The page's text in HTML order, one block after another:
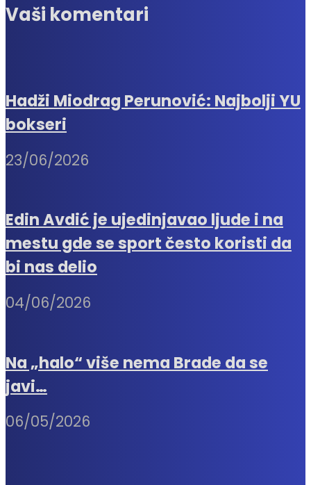
Vaši komentari
Hadži Miodrag Perunović: Najbolji YU
bokseri
23/06/2026
Edin Avdić je ujedinjavao ljude i na
mestu gde se sport često koristi da
bi nas delio
04/06/2026
Na „halo“ više nema Brade da se
javi…
06/05/2026